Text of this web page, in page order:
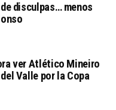
disculpas… menos
ver Atlético Mineiro
Valle por la Copa